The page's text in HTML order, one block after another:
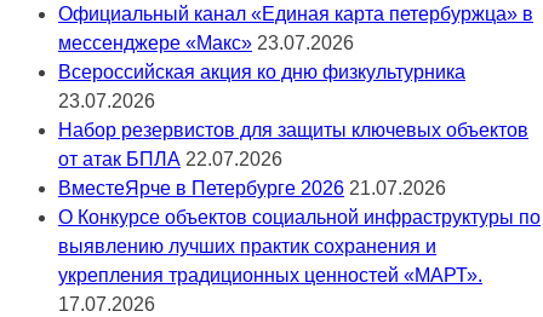
Официальный канал «Единая карта петербуржца» в
мессенджере «Макс» 23.07.2026
Всероссийская акция ко дню физкультурника
23.07.2026
Набор резервистов для защиты ключевых объектов
от атак БПЛА 22.07.2026
ВместеЯрче в Петербурге 2026 21.07.2026
О Конкурсе объектов социальной инфраструктуры по
выявлению лучших практик сохранения и
укрепления традиционных ценностей «МАРТ».
17.07.2026